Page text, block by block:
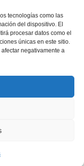
tecnologías como las
del dispositivo. El
procesar datos como el
únicas en este sitio.
negativamente a
y condiciones